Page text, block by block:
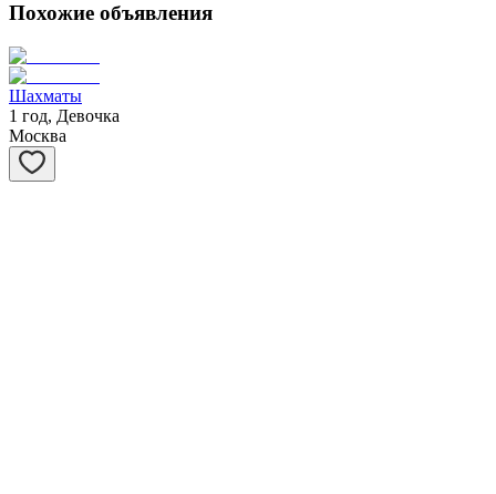
Похожие объявления
Шахматы
1 год, Девочка
Москва